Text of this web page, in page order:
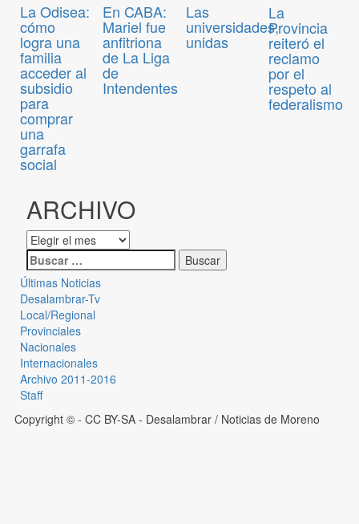
La Odisea:
cómo
logra una
familia
acceder al
subsidio
para
comprar
una
garrafa
social
En CABA:
Mariel fue
anfitriona
de La Liga
de
Intendentes
Las
universidades,
unidas
La
Provincia
reiteró el
reclamo
por el
respeto al
federalismo
ARCHIVO
Últimas Noticias
Desalambrar-Tv
Local/Regional
Provinciales
Nacionales
Internacionales
Archivo 2011-2016
Staff
Copyright © - CC BY-SA - Desalambrar / Noticias de Moreno